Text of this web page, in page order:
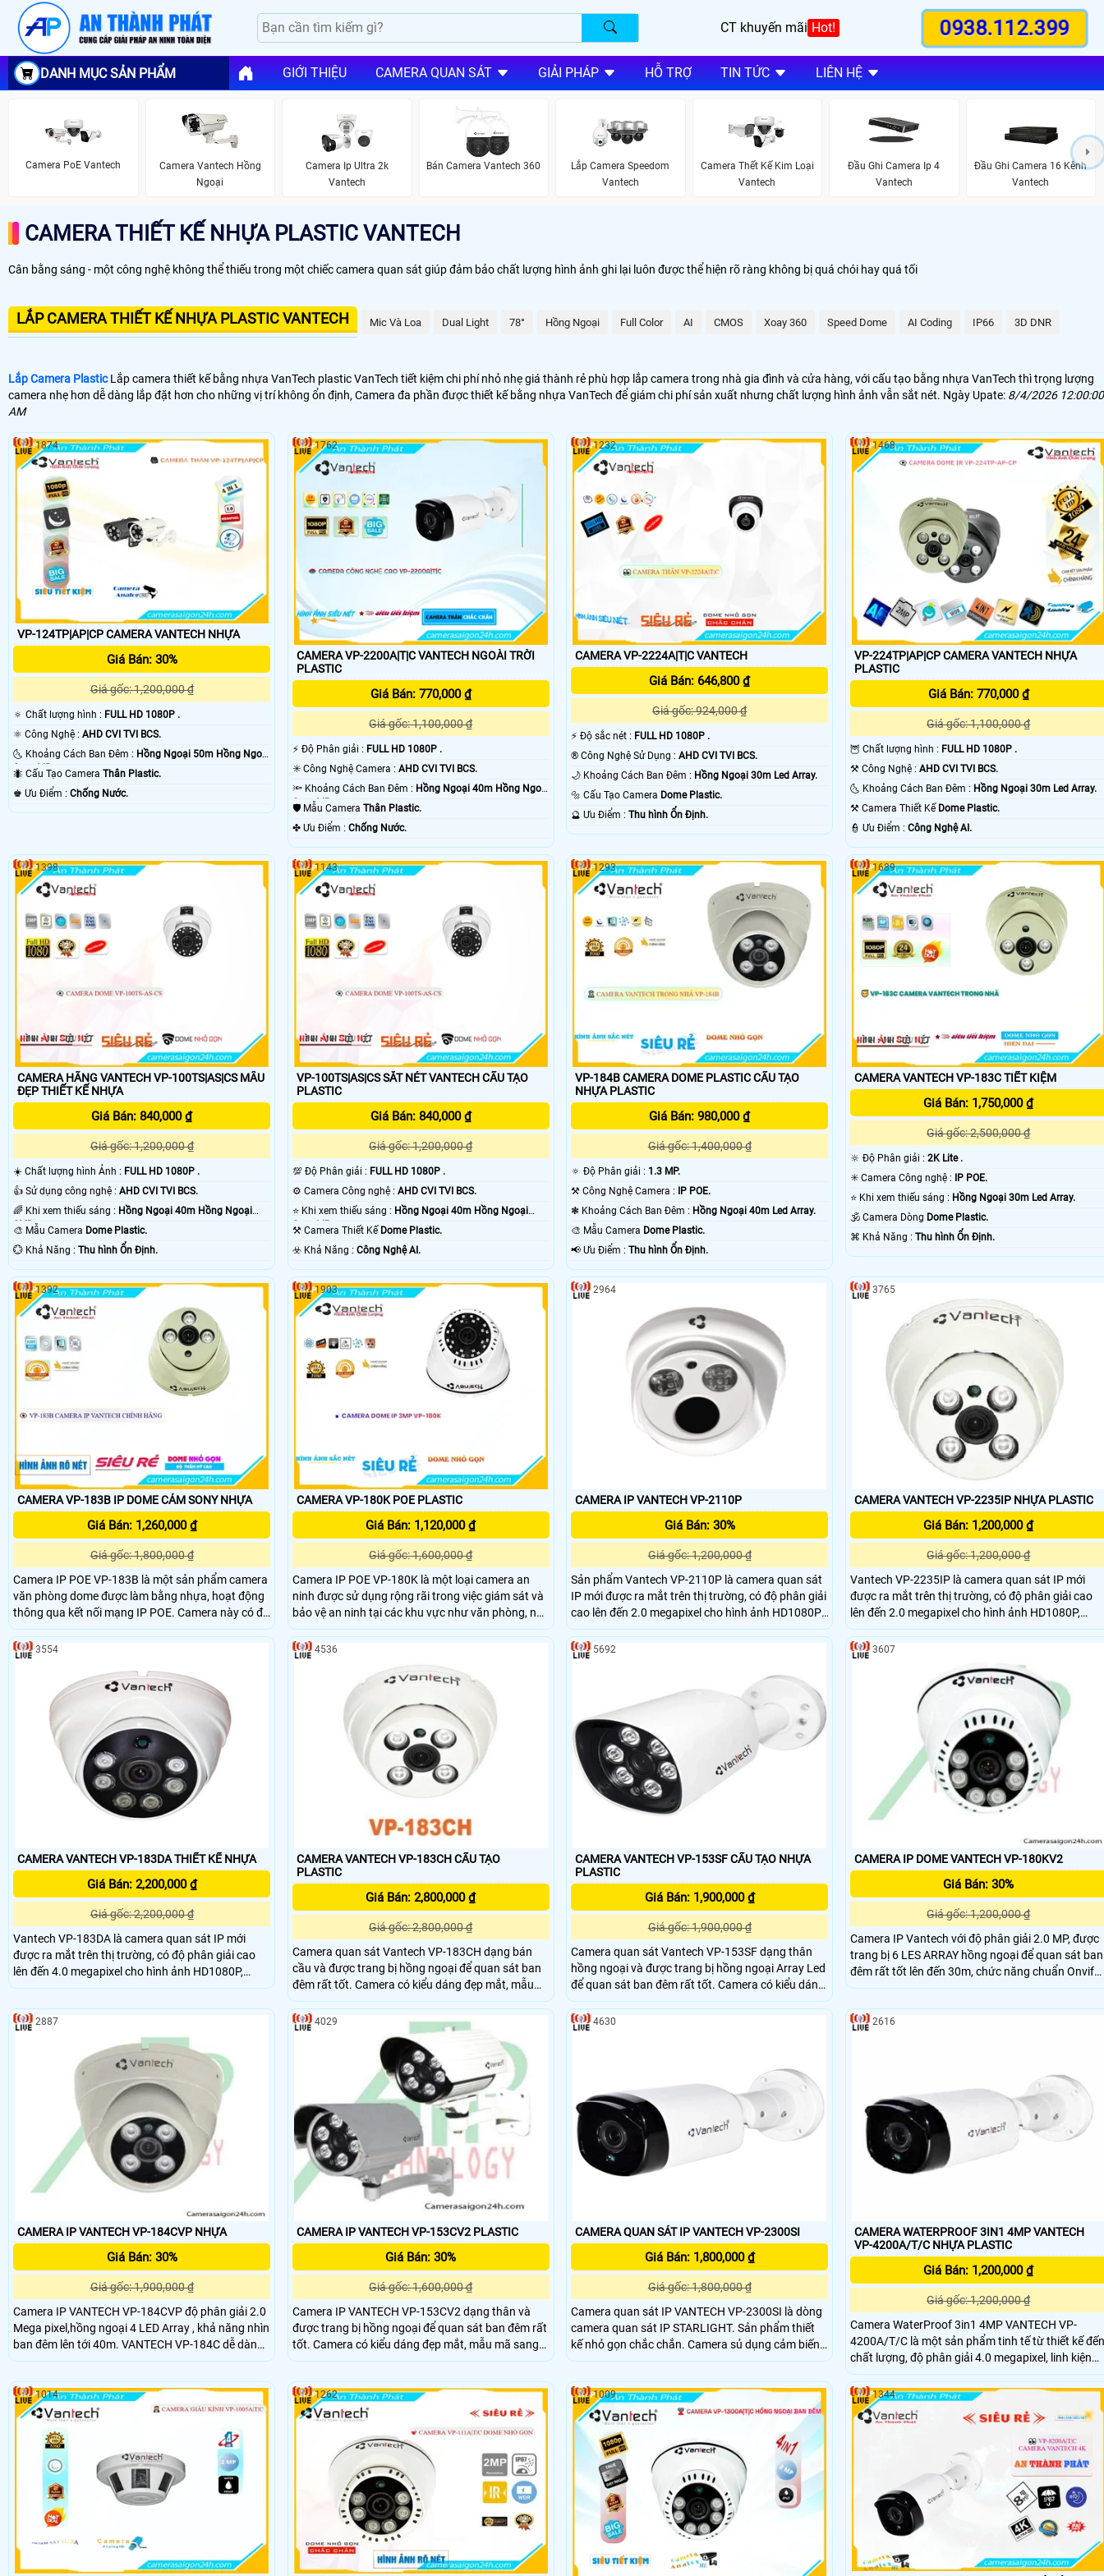
CT khuyến mãi Hot! 0938.112.399
DANH MỤC SẢN PHẨM GIỚI THIỆU CAMERA QUAN SÁT GIẢI PHÁP HỖ TRỢ TIN TỨC LIÊN HỆ
Camera PoE Vantech
Camera Vantech Hồng
Ngoại
Camera Ip Ultra 2k
Vantech
Bán Camera Vantech 360
Lắp Camera Speedom
Vantech
Camera Thết Kế Kim Loại
Vantech
Đầu Ghi Camera Ip 4
Vantech
Đầu Ghi Camera 16 Kênh
Vantech
CAMERA THIẾT KẾ NHỰA PLASTIC VANTECH
Cân bằng sáng - một công nghệ không thể thiếu trong một chiếc camera quan sát giúp đảm bảo chất lượng hình ảnh ghi lại luôn được thể hiện rõ ràng không bị quá chói hay quá tối
LẮP CAMERA THIẾT KẾ NHỰA PLASTIC VANTECH Mic Và Loa Dual Light 78° Hồng Ngoại Full Color AI CMOS Xoay 360 Speed Dome AI Coding IP66 3D DNR
Lắp Camera PlasticLắp camera thiết kế bằng nhựa VanTech plastic VanTech tiết kiệm chi phí nhỏ nhẹ giá thành rẻ phù hợp lắp camera trong nhà gia đình và cửa hàng, với cấu tạo bằng nhựa VanTech thì trọng lượng
camera nhẹ hơn dễ dàng lắp đặt hơn cho những vị trí không ổn định, Camera đa phần được thiết kế bằng nhựa VanTech để giám chi phí sản xuất nhưng chất lượng hình ảnh vẫn sắt nét. Ngày Upate: 8/4/2026 12:00:00
AM
VP-124TP|AP|CP CAMERA VANTECH NHỰA
Giá Bán: 30%
Giá gốc: 1,200,000 ₫
🔅 Chất lượng hình : FULL HD 1080P .
⚛️ Công Nghệ : AHD CVI TVI BCS.
🌜 Khoảng Cách Ban Đêm : Hồng Ngoại 50m Hồng Ngoại
Smart IR.
🐜 Cấu Tạo Camera Thân Plastic.
️♚ Ưu Điểm : Chống Nước.
1874
CAMERA VP-2200A|T|C VANTECH NGOÀI TRỜI
PLASTIC
Giá Bán: 770,000 ₫
Giá gốc: 1,100,000 ₫
️⚡ Độ Phân giải : FULL HD 1080P .
✳️ Công Nghệ Camera : AHD CVI TVI BCS.
🔦 Khoảng Cách Ban Đêm : Hồng Ngoại 40m Hồng Ngoại
Smart IR.
🛡 Mẫu Camera Thân Plastic.
️✤ Ưu Điểm : Chống Nước.
1762
CAMERA VP-2224A|T|C VANTECH
Giá Bán: 646,800 ₫
Giá gốc: 924,000 ₫
️⚡ Độ sắc nét : FULL HD 1080P .
®️ Công Nghệ Sử Dụng :AHD CVI TVI BCS.
🌙 Khoảng Cách Ban Đêm : Hồng Ngoại 30m Led Array.
🔩 Cấu Tạo Camera Dome Plastic.
️🔮 Ưu Điểm :Thu hình Ổn Định.
1232
VP-224TP|AP|CP CAMERA VANTECH NHỰA
PLASTIC
Giá Bán: 770,000 ₫
Giá gốc: 1,100,000 ₫
🦉 Chất lượng hình : FULL HD 1080P .
⚒ Công Nghệ : AHD CVI TVI BCS.
🌜 Khoảng Cách Ban Đêm : Hồng Ngoại 30m Led Array.
⚒ Camera Thiết Kế Dome Plastic.
️👮 Ưu Điểm : Công Nghệ AI.
1468
CAMERA HÃNG VANTECH VP-100TS|AS|CS MẪU
ĐẸP THIẾT KẾ NHỰA
Giá Bán: 840,000 ₫
Giá gốc: 1,200,000 ₫
☀️ Chất lượng hình Ảnh : FULL HD 1080P .
👍 Sử dụng công nghệ : AHD CVI TVI BCS.
🌈 Khi xem thiếu sáng : Hồng Ngoại 40m Hồng Ngoại
SMD.🎨 Mẫu Camera Dome Plastic.
️💮 Khả Năng : Thu hình Ổn Định.
1398
VP-100TS|AS|CS SẮT NÉT VANTECH CẤU TẠO
PLASTIC
Giá Bán: 840,000 ₫
Giá gốc: 1,200,000 ₫
💯 Độ Phân giải : FULL HD 1080P .
⚙ Camera Công nghệ : AHD CVI TVI BCS.
⭐ Khi xem thiếu sáng : Hồng Ngoại 40m Hồng Ngoại
Smart IR.
⚒ Camera Thiết Kế Dome Plastic.
️☣️ Khả Năng : Công Nghệ AI.
1143
VP-184B CAMERA DOME PLASTIC CẤU TẠO
NHỰA PLASTIC
Giá Bán: 980,000 ₫
Giá gốc: 1,400,000 ₫
🔅 Độ Phân giải : 1.3 MP.
⚒ Công Nghệ Camera : IP POE.
❃ Khoảng Cách Ban Đêm : Hồng Ngoại 40m Led Array.
🎨 Mẫu Camera Dome Plastic.
️📢 Ưu Điểm :Thu hình Ổn Định.
1293
CAMERA VANTECH VP-183C TIẾT KIỆM
Giá Bán: 1,750,000 ₫
Giá gốc: 2,500,000 ₫
🔆 Độ Phân giải : 2K Lite .
✳️ Camera Công nghệ : IP POE.
⭐ Khi xem thiếu sáng : Hồng Ngoại 30m Led Array.
🕉️ Camera Dòng Dome Plastic.
️⌘ Khả Năng : Thu hình Ổn Định.
1689
CAMERA VP-183B IP DOME CẢM SONY NHỰA
Giá Bán: 1,260,000 ₫
Giá gốc: 1,800,000 ₫
Camera IP POE VP-183B là một sản phẩm camera
văn phòng dome được làm bằng nhựa, hoạt động
thông qua kết nối mạng IP POE. Camera này có độ
phân giải lên đến 3.0 MP, mang đến hình ảnh sắc
nét và chi tiết, phù hợp để xem trên điện thoại di
động
1392
CAMERA VP-180K POE PLASTIC
Giá Bán: 1,120,000 ₫
Giá gốc: 1,600,000 ₫
Camera IP POE VP-180K là một loại camera an
ninh được sử dụng rộng rãi trong việc giám sát và
bảo vệ an ninh tại các khu vực như văn phòng, nhà
ở, cửa hàng, kho bãi và các khu công nghiệp.
Camera này được tích hợp công nghệ Power over
Ethernet (POE), giúp cấp nguồn điện trực tiếp
thông qua dây mạng, giúp tiết kiệm thời gian và
công sức trong cài đặt và bảo trì hệ thống
1903
CAMERA IP VANTECH VP-2110P
Giá Bán: 30%
Giá gốc: 1,200,000 ₫
Sản phẩm Vantech VP-2110P là camera quan sát
IP mới được ra mắt trên thị trường, có độ phân giải
cao lên đến 2.0 megapixel cho hình ảnh HD1080P,
chống ngược sáng tốt nhất cho việc tái tạo hình
ảnh tốt nhất.
2964
CAMERA VANTECH VP-2235IP NHỰA PLASTIC
Giá Bán: 1,200,000 ₫
Giá gốc: 1,200,000 ₫
Vantech VP-2235IP là camera quan sát IP mới
được ra mắt trên thị trường, có độ phân giải cao
lên đến 2.0 megapixel cho hình ảnh HD1080P,
chống ngược sáng tốt nhất cho việc tái tạo hình
ảnh tốt nhất.
3765
CAMERA VANTECH VP-183DA THIẾT KẾ NHỰA
Giá Bán: 2,200,000 ₫
Giá gốc: 2,200,000 ₫
Vantech VP-183DA là camera quan sát IP mới
được ra mắt trên thị trường, có độ phân giải cao
lên đến 4.0 megapixel cho hình ảnh HD1080P,
chống ngược sáng tốt nhất cho việc tái tạo hình
lắp đặt bên trong nhà, cho các công trình gia đình,
3554
CAMERA VANTECH VP-183CH CẤU TẠO
PLASTIC
Giá Bán: 2,800,000 ₫
Giá gốc: 2,800,000 ₫
Camera quan sát Vantech VP-183CH dạng bán
cầu và được trang bị hồng ngoại để quan sát ban
đêm rất tốt. Camera có kiểu dáng đẹp mắt, mẫu
mã sang trọng, sản phẩm có độ ổn định cao, phù
hợp lắp đặt camera cho văn phòng, khách sạn,
Spa, các khu chung cư, siêu thị, nhà sách, bệnh
4536
CAMERA VANTECH VP-153SF CẤU TẠO NHỰA
PLASTIC
Giá Bán: 1,900,000 ₫
Giá gốc: 1,900,000 ₫
Camera quan sát Vantech VP-153SF dạng thân
hồng ngoại và được trang bị hồng ngoại Array Led
để quan sát ban đêm rất tốt. Camera có kiểu dáng
đẹp mắt, mẫu mã sang trọng, sản phẩm có độ ổn
định cao, phù hợp lắp đặt camera cho văn phòng,
khách sạn, Spa, các khu chung cư, siêu thị, nhà
5692
CAMERA IP DOME VANTECH VP-180KV2
Giá Bán: 30%
Giá gốc: 1,200,000 ₫
Camera IP Vantech với độ phân giải 2.0 MP, được
trang bị 6 LES ARRAY hồng ngoại để quan sát ban
đêm rất tốt lên đến 30m, chức năng chuẩn Onvif
dễ dàng lắp đặt và sử dụng, phần mềm thân thiện.
3607
CAMERA IP VANTECH VP-184CVP NHỰA
Giá Bán: 30%
Giá gốc: 1,900,000 ₫
Camera IP VANTECH VP-184CVP độ phân giải 2.0
Mega pixel,hồng ngoại 4 LED Array , khả năng nhìn
ban đêm lên tới 40m. VANTECH VP-184C dễ dàng
lắp đặt và sử dụng, phần mềm thân thiện.
2887
CAMERA IP VANTECH VP-153CV2 PLASTIC
Giá Bán: 30%
Giá gốc: 1,600,000 ₫
Camera IP VANTECH VP-153CV2 dạng thân và
được trang bị hồng ngoại để quan sát ban đêm rất
tốt. Camera có kiểu dáng đẹp mắt, mẫu mã sang
trọng, sản phẩm có độ ổn định cao
4029
CAMERA QUAN SÁT IP VANTECH VP-2300SI
Giá Bán: 1,800,000 ₫
Giá gốc: 1,800,000 ₫
Camera quan sát IP VANTECH VP-2300SI là dòng
camera quan sát IP STARLIGHT. Sản phẩm thiết
kế nhỏ gọn chắc chắn. Camera sủ dụng cảm biến
hình ảnh 2.0 Megapixel , có hỗ trợ công nghệ lưu
4630
CAMERA WATERPROOF 3IN1 4MP VANTECH
VP-4200A/T/C NHỰA PLASTIC
Giá Bán: 1,200,000 ₫
Giá gốc: 1,200,000 ₫
Camera WaterProof 3in1 4MP VANTECH VP-
4200A/T/C là một sản phẩm tinh tế từ thiết kế đến
chất lượng, độ phân giải 4.0 megapixel, linh kiện
Sony, dễ dàng lắp đặt và sử dụng, phần mềm thân
thiện
2616
1014 1262 1009 1344